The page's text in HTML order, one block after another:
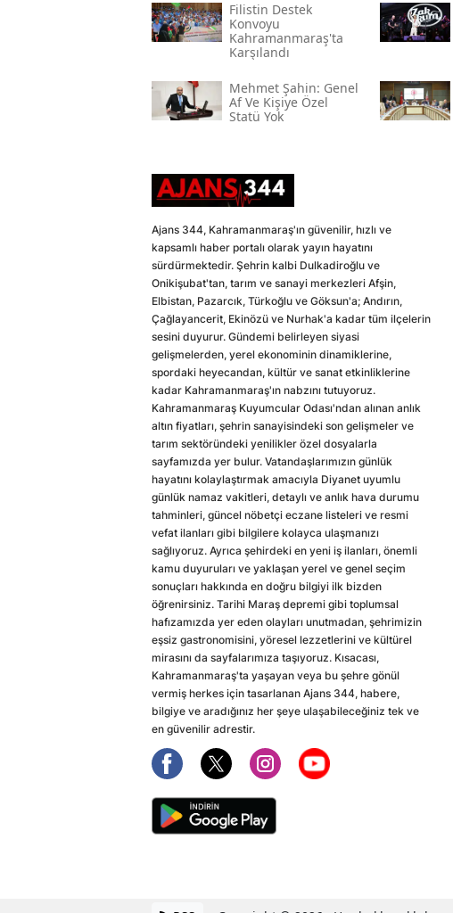
Filistin Destek
Konvoyu
Kahramanmaraş'ta
Karşılandı
Mehmet Şahin: Genel
Af Ve Kişiye Özel
Statü Yok
Ajans 344, Kahramanmaraş'ın güvenilir, hızlı ve
kapsamlı haber portalı olarak yayın hayatını
sürdürmektedir. Şehrin kalbi Dulkadiroğlu ve
Onikişubat'tan, tarım ve sanayi merkezleri Afşin,
Elbistan, Pazarcık, Türkoğlu ve Göksun'a; Andırın,
Çağlayancerit, Ekinözü ve Nurhak'a kadar tüm ilçelerin
sesini duyurur. Gündemi belirleyen siyasi
gelişmelerden, yerel ekonominin dinamiklerine,
spordaki heyecandan, kültür ve sanat etkinliklerine
kadar Kahramanmaraş'ın nabzını tutuyoruz.
Kahramanmaraş Kuyumcular Odası'ndan alınan anlık
altın fiyatları, şehrin sanayisindeki son gelişmeler ve
tarım sektöründeki yenilikler özel dosyalarla
sayfamızda yer bulur. Vatandaşlarımızın günlük
hayatını kolaylaştırmak amacıyla Diyanet uyumlu
günlük namaz vakitleri, detaylı ve anlık hava durumu
tahminleri, güncel nöbetçi eczane listeleri ve resmi
vefat ilanları gibi bilgilere kolayca ulaşmanızı
sağlıyoruz. Ayrıca şehirdeki en yeni iş ilanları, önemli
kamu duyuruları ve yaklaşan yerel ve genel seçim
sonuçları hakkında en doğru bilgiyi ilk bizden
öğrenirsiniz. Tarihi Maraş depremi gibi toplumsal
hafızamızda yer eden olayları unutmadan, şehrimizin
eşsiz gastronomisini, yöresel lezzetlerini ve kültürel
mirasını da sayfalarımıza taşıyoruz. Kısacası,
Kahramanmaraş'ta yaşayan veya bu şehre gönül
vermiş herkes için tasarlanan Ajans 344, habere,
bilgiye ve aradığınız her şeye ulaşabileceğiniz tek ve
en güvenilir adrestir.